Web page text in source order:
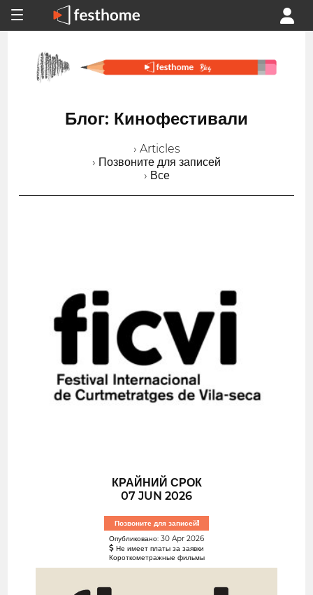
Блог: Кинофестивали
› Articles
› Позвоните для записей
› Все
КРАЙНИЙ СРОК
07 JUN 2026
Позвоните для записей!
Опубликовано: 30 Apr 2026
Не имеет платы за заявки
Короткометражные фильмы